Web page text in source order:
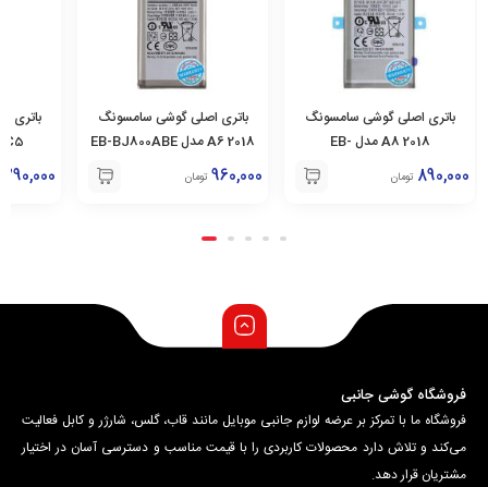
سامسونگ
باتری اصلی گوشی سامسونگ
2018 A6 مدل EB-BJ800ABE
960,000 تومان
باتری اصلی گوشی
C5 مدل BC500ABE
1,290,000
فروشگاه گوشی جانبی
فروشگاه ما با تمرکز بر عرضه لوازم جانبی موبایل مانند قاب، گلس، شارژر و کابل فعالیت
می‌کند و تلاش دارد محصولات کاربردی را با قیمت مناسب و دسترسی آسان در اختیار
مشتریان قرار دهد.